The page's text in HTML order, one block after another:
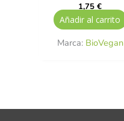
1,75€
Añadir al carrito
Marca: BioVegan